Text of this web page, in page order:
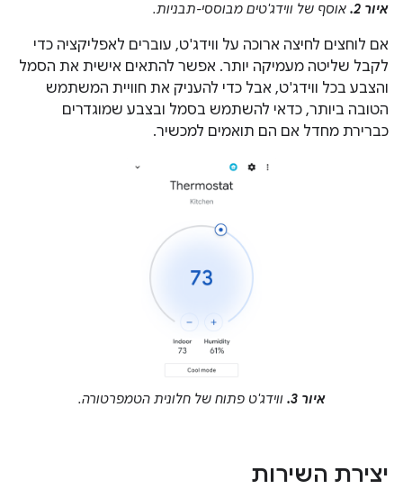
איור 2. אוסף של ווידג'טים מבוססי-תבניות.
אם לוחצים לחיצה ארוכה על ווידג'ט, עוברים לאפליקציה כדי
לקבל שליטה מעמיקה יותר. אפשר להתאים אישית את הסמל
והצבע בכל ווידג'ט, אבל כדי להעניק את חוויית המשתמש
הטובה ביותר, כדאי להשתמש בסמל ובצבע שמוגדרים
כברירת מחדל אם הם תואמים למכשיר.
איור 3. ווידג'ט פתוח של חלונית הטמפרטורה.
יצירת השירות